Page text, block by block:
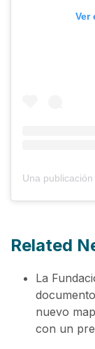
Ver
Related
La
nuevo
con un